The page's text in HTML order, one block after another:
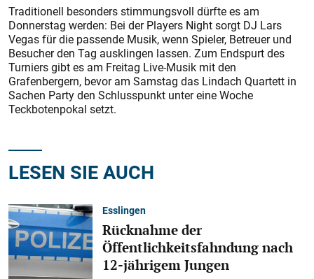
Traditionell besonders stimmungsvoll dürfte es am
Donnerstag werden: Bei der Players Night sorgt DJ Lars
Vegas für die passende Musik, wenn Spieler, Betreuer und
Besucher den Tag ausklingen lassen. Zum Endspurt des
Turniers gibt es am Freitag Live-Musik mit den
Grafenbergern, bevor am Samstag das Lindach Quartett in
Sachen Party den Schlusspunkt unter eine Woche
Teckbotenpokal setzt.
LESEN SIE AUCH
Esslingen
Rücknahme der
Öffentlichkeitsfahndung nach
12-jährigem Jungen